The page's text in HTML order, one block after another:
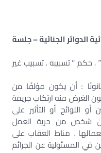
١٢٤٩٥ لسنة ٨٥ قضائية الدوائر الجنائية – جلسة
. حكم ” تسبيبه . تسبيب غير
: أن يكون مؤلفًا من
الغرض منه ارتكاب جريمة
اللوائح أو التأثير على
شخص من حرية العمل
. مناط العقاب على
في المسئولية عن الجرائم